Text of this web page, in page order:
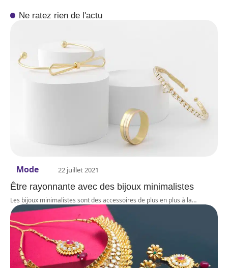
Ne ratez rien de l'actu
Mode 22 juillet 2021
Être rayonnante avec des bijoux minimalistes
Les bijoux minimalistes sont des accessoires de plus en plus à la…